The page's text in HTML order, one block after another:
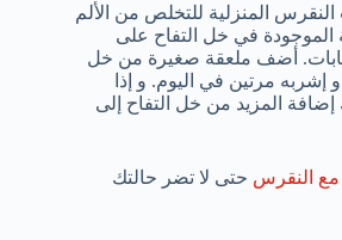
المنزلية للتخلص من الألم
الموجودة في خل التفاح على
أضف ملعقة صغيرة من خل
إشربه مرتين في اليوم. و إذا
المزيد من خل التفاح إلى
مع النقرس حتى لا تضر حالتك